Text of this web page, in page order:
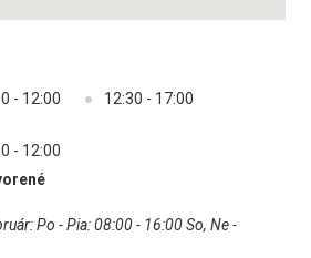
- 12:00 ● 12:30 - 17:00
- 12:00
Po - Pia: 08:00 - 16:00 So, Ne -